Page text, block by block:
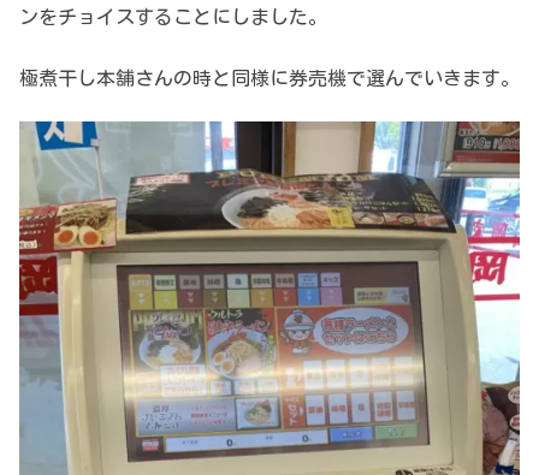
ンをチョイスすることにしました。
極煮干し本舗さんの時と同様に券売機で選んでいきます。